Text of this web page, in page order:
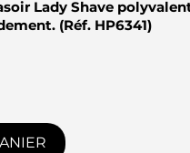
Lady Shave
(Réf. HP6341)